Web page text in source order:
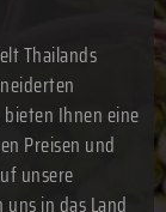
Thailands
Ihnen eine
Preisen und
unsere
in das Land